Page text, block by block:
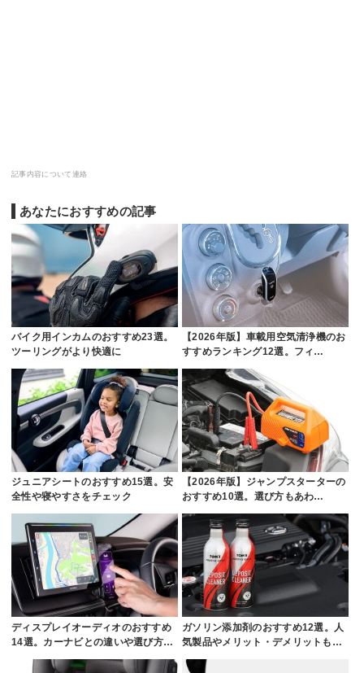
記事内容について連絡
あなたにおすすめの記事
バイク用インカムのおすすめ23選。
ツーリングがより快適に
【2026年版】車載用空気清浄機のお
すすめランキング12選。フィ…
ジュニアシートのおすすめ15選。安
全性や寝やすさをチェック
【2026年版】ジャンプスターターの
おすすめ10選。選び方もあわ…
ディスプレイオーディオのおすすめ
14選。カーナビとの違いや選び方…
ガソリン添加剤のおすすめ12選。人
気製品やメリット・デメリットも…